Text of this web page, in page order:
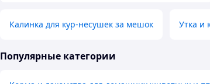
Калинка для кур-несушек за мешок Утка и
Популярные категории